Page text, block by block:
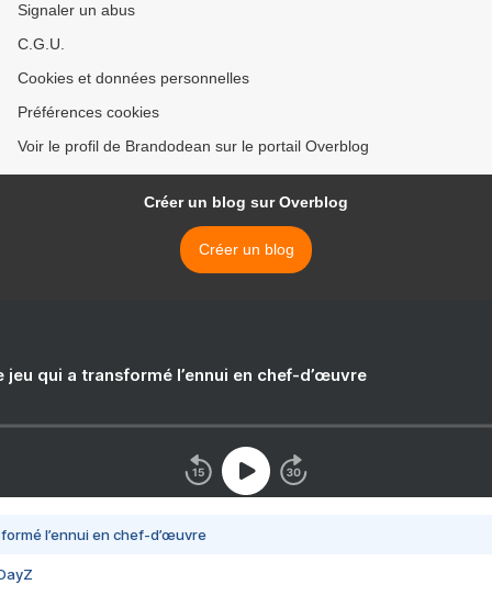
Signaler un abus
C.G.U.
Cookies et données personnelles
Préférences cookies
Voir le profil de Brandodean sur le portail Overblog
Créer un blog sur Overblog
Créer un blog
jeu qui a transformé l’ennui en chef-d’œuvre
l’ennui en chef-d’œuvre